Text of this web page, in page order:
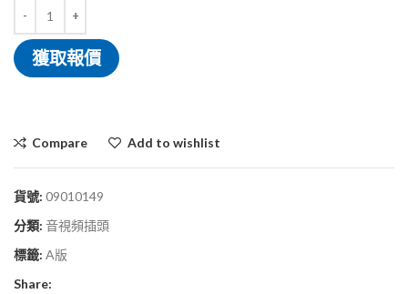
獲取報價
Compare Add to wishlist
貨號: 09010149
分類: 音視頻插頭
標籤: A版
Share: